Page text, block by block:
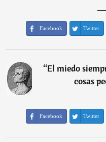
Facebook Twitter
“El miedo
cosas
Facebook Twitter